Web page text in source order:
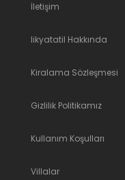
İletişim
likyatatil Hakkında
Kiralama Sözleşmesi
Gizlilik Politikamız
Kullanım Koşulları
Villalar